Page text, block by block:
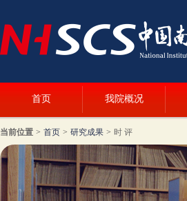
首页 我院概况
当前位置 > 首页 > 研究成果 > 时 评